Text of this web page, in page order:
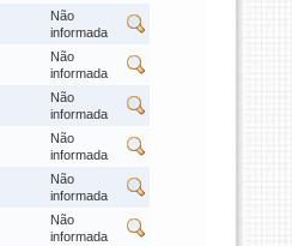
Não
informada
Não
informada
Não
informada
Não
informada
Não
informada
Não
informada